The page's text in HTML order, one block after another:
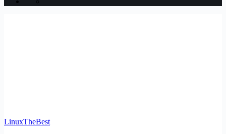
LinuxTheBest